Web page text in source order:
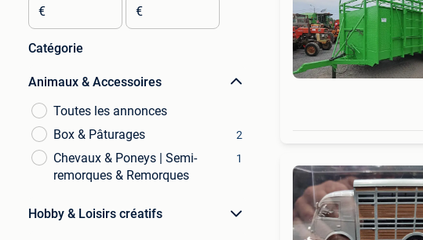
€ €
Catégorie
Animaux & Accessoires
Toutes les annonces
Box & Pâturages
2
Chevaux & Poneys | Semi-
remorques & Remorques
1
Hobby & Loisirs créatifs